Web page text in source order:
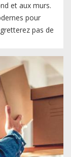
et aux murs.
pour
pas de